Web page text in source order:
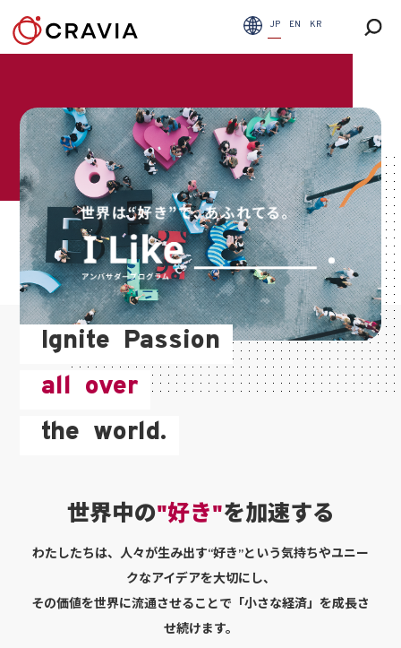
JP EN KR
Ignite Passion
all over
the world.
世界中の"好き"を加速する
わたしたちは、人々が生み出す“好き”という気持ちやユニー
クなアイデアを大切にし、
その価値を世界に流通させることで「小さな経済」を成長さ
せ続けます。